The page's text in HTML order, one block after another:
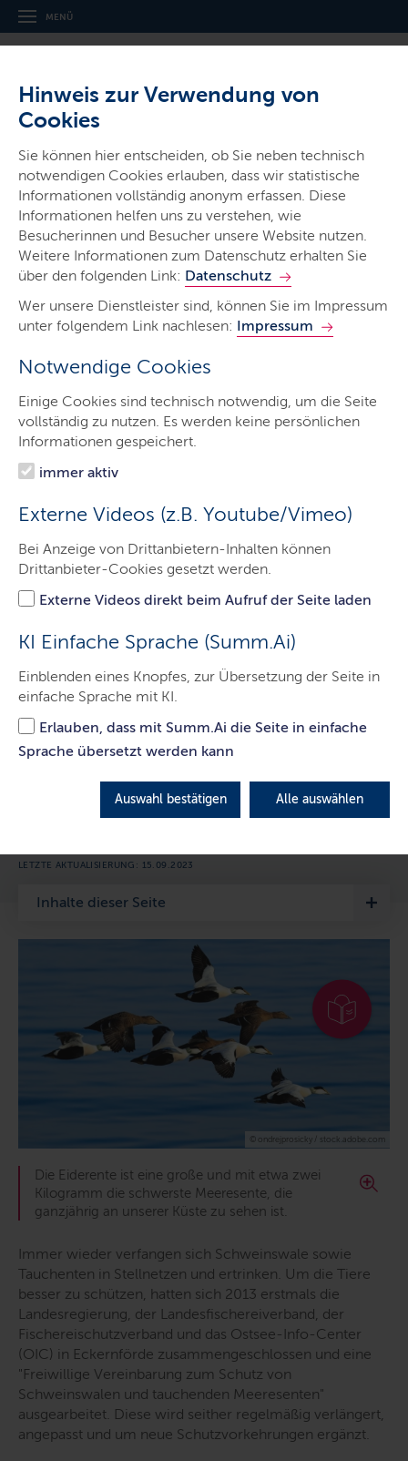
Hinweis zur Verwendung von
Cookies
Sie können hier entscheiden, ob Sie neben technisch
notwendigen Cookies erlauben, dass wir statistische
Informationen vollständig anonym erfassen. Diese
Informationen helfen uns zu verstehen, wie
Besucherinnen und Besucher unsere Website nutzen.
Weitere Informationen zum Datenschutz erhalten Sie
über den folgenden Link: Datenschutz
Wer unsere Dienstleister sind, können Sie im Impressum
unter folgendem Link nachlesen: Impressum
Notwendige Cookies
Einige Cookies sind technisch notwendig, um die Seite
vollständig zu nutzen. Es werden keine persönlichen
Informationen gespeichert.
immer aktiv
Externe Videos (z.B. Youtube/Vimeo)
Bei Anzeige von Drittanbietern-Inhalten können
Drittanbieter-Cookies gesetzt werden.
Externe Videos direkt beim Aufruf der Seite laden
KI Einfache Sprache (Summ.Ai)
Einblenden eines Knopfes, zur Übersetzung der Seite in
einfache Sprache mit KI.
Erlauben, dass mit Summ.Ai die Seite in einfache
Sprache übersetzt werden kann
Auswahl bestätigen Alle auswählen
MENÜ
Der Ministerpräsident -
Staatskanzlei
Ministerien & Behörden
Start
Ministerpräsident
Staatskanzlei
Themen
Presse
Service
1,4 Millionen Euro für den Schutz
von Meerestieren
Das Ostsee Info-Center in Eckernförde macht sich seit
zehn Jahren gemeinsam mit den Fischern in der
Region stark für den Schutz von Schweinswalen und
tauchenden Meeresenten. Nun wird das Programm
LETZTE AKTUALISIERUNG: 15.09.2023
Inhalte dieser Seite
© ondrejprosicky / stock.adobe.com
Die Eiderente ist eine große und mit etwa zwei
Kilogramm die schwerste Meeresente, die
ganzjährig an unserer Küste zu sehen ist.
Immer wieder verfangen sich Schweinswale sowie
Tauchenten in Stellnetzen und ertrinken. Um die Tiere
besser zu schützen, hatten sich 2013 erstmals die
Landesregierung, der Landesfischereiverband, der
Fischereischutzverband und das Ostsee-Info-Center
(OIC) in Eckernförde zusammengeschlossen und eine
"Freiwillige Vereinbarung zum Schutz von
Schweinswalen und tauchenden Meeresenten"
ausgearbeitet. Diese wird seither regelmäßig verlängert,
angepasst und um neue Schutzvorkehrungen ergänzt.